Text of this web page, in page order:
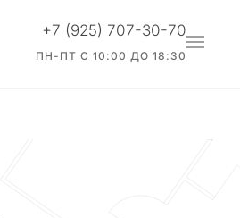
+7 (925) 707-30-70
ПН-ПТ С 10:00 ДО 18:30